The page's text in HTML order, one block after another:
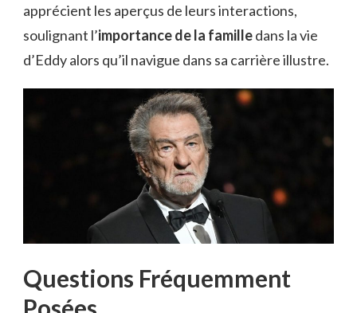
apprécient les aperçus de leurs interactions,
soulignant l’importance de la familledans la vie
d’Eddy alors qu’il navigue dans sa carrière illustre.
Questions Fréquemment
Posées